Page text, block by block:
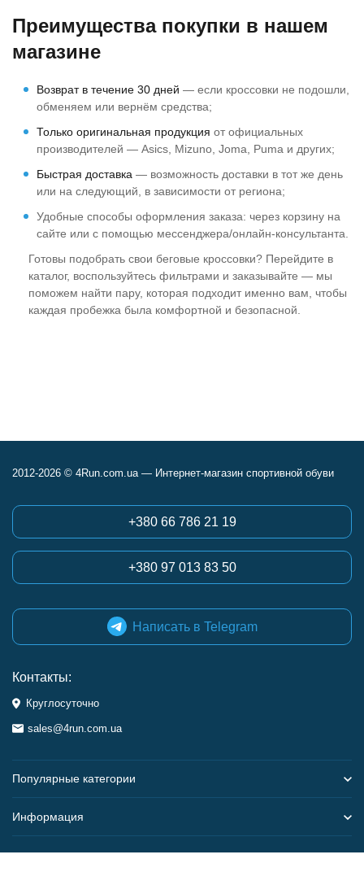
Преимущества покупки в нашем
магазине
Возврат в течение 30 дней — если кроссовки не подошли,
обменяем или вернём средства;
Только оригинальная продукция от официальных
производителей — Asics, Mizuno, Joma, Puma и других;
Быстрая доставка — возможность доставки в тот же день
или на следующий, в зависимости от региона;
Удобные способы оформления заказа: через корзину на
сайте или с помощью мессенджера/онлайн‑консультанта.
Готовы подобрать свои беговые кроссовки? Перейдите в
каталог, воспользуйтесь фильтрами и заказывайте — мы
поможем найти пару, которая подходит именно вам, чтобы
каждая пробежка была комфортной и безопасной.
2012-2026 © 4Run.com.ua — Интернет-магазин спортивной обуви
+380 66 786 21 19
+380 97 013 83 50
Написать в Telegram
Контакты:
Круглосуточно
sales@4run.com.ua
Популярные категории
Информация